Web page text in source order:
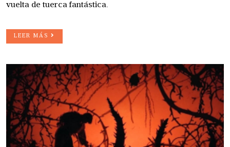
vuelta de tuerca fantástica.
LEER MÁS